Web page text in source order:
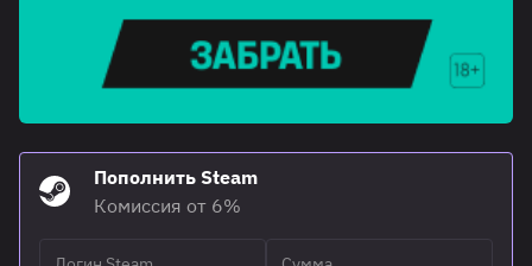
Пополнить Steam
Комиссия от 6%